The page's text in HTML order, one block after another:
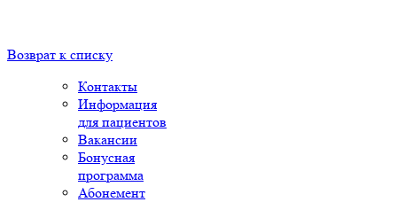
Возврат к списку
Контакты
Информация
для пациентов
Вакансии
Бонусная
программа
Абонемент